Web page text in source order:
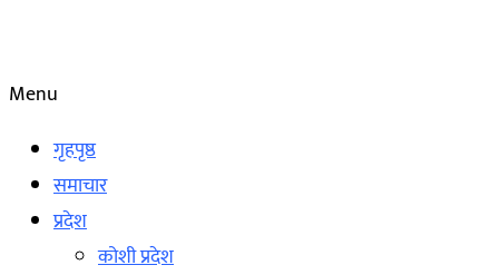
Menu
गृहपृष्ठ
समाचार
प्रदेश
कोशी प्रदेश